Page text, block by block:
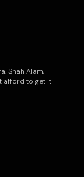
Shah Alam,
afford to get it